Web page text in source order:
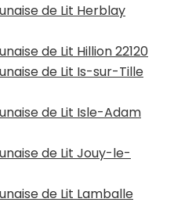
de Lit Herblay
de Lit Hillion 22120
de Lit Is-sur-Tille
de Lit Isle-Adam
de Lit Jouy-le-
de Lit Lamballe